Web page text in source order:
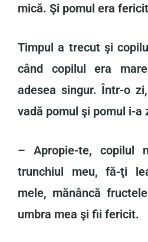
mică. Şi pomul era
Timpul a trecut şi
când copilul era
adesea singur. Într-o
vadă pomul şi pomul i-a
– Apropie-te, copilul
trunchiul meu, fă-ţi
mele, mănâncă
umbra mea şi fii fericit.